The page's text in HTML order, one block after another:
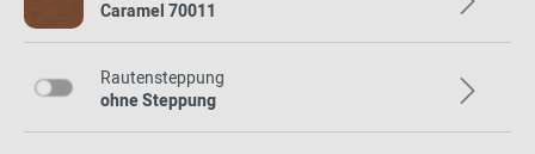
Caramel 70011
Rautensteppung
ohne Steppung